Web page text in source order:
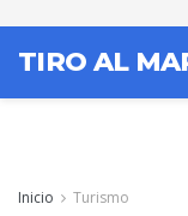
TIRO AL
Inicio Turismo